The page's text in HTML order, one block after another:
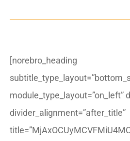
[norebro_heading
module_type_layout=”on_left”
divider_alignment=”after_title”